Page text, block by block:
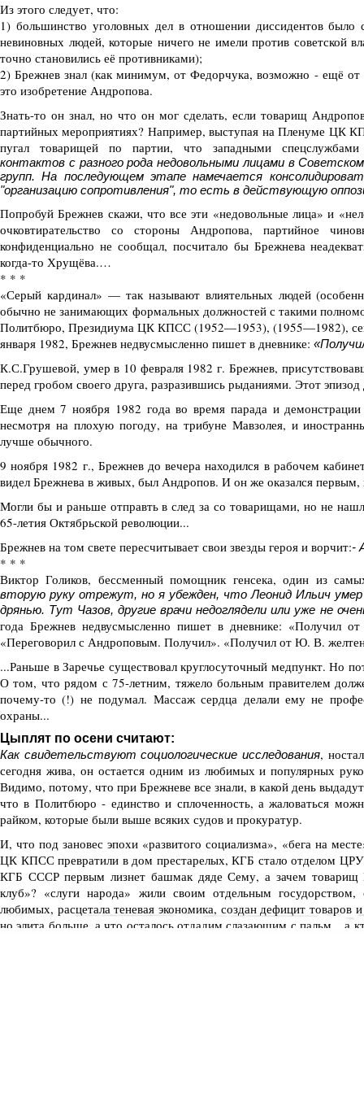
Из этого следует, что:
1) большинство уголовных дел в отношении диссидентов
невиновных людей, которые ничего не имели против советской
точно становились её противниками);
2) Брежнев знал (как минимум, от Федорчука, возможно - ещё от
это изобретение Андропова.
Знать-то он знал, но что он мог сделать, если товарищ
партийных мероприятиях? Например, выступая на Пленуме ЦК
пугал товарищей по партии, что западными
контактов с разного рода недовольными лицами в
групп. На последующем этапе намечается
"организацию сопротивления", то есть в действующую
Попробуй Брежнев скажи, что все эти «недовольные лица» и
очковтирательство со стороны Андропова, партийное
конфиденциально не сообщал, посчитало бы Брежнева
когда-то Хрущёва.…
* * *
«Серый кардинал» — так называют влиятельных людей
обычно не занимающих формальных должностей с такими
Политбюро, Президиума ЦК КПСС (1952—1953), (1955—1982),
января 1982, Брежнев недвусмысленно пишет в дневнике:
К.С.Грушевой, умер в 10 февраля 1982 г. Брежнев,
перед гробом своего друга, разразившись рыданиями. Этот
Еще днем 7 ноября 1982 года во время парада и демонстрации
несмотря на плохую погоду, на трибуне Мавзолея, и
лучше обычного.
9 ноября 1982 г., Брежнев до вечера находился в рабочем
видел Брежнева в живых, был Андропов. И он же оказался первым,
Могли бы и раньше отправть в след за со товарищами, но не
65-летия Октябрьской революции...
Брежнев на том свете пересчитывает свои звезды героя и ворчит:-
* * *
Виктор Голиков, бессменный помощник генсека, один из
вторую руку отрежут, но я убежден, что Леонид Ильич
дрянью. Тут Чазов, другие врачи недоглядели или уже не
года Брежнев недвусмысленно пишет в дневнике: «Получил
«Переговорил с Андроповым. Получил». «Получил от Ю. В.
...Раньше в Заречье существовал круглосуточный медпункт. Но
О том, что рядом с 75-летним, тяжело больным правителем
почему-то (!) не подумал. Массаж сердца делали ему не
охраны...
Цыплят по осени считают:
Как свидетельствуют социологические исследования,
сегодня жива, он остается одним из любимых и популярных
Видимо, потому, что при Брежневе все знали, в какой день
что в Политбюро - единство и сплоченность, а жаловаться
райком, которые были выше всяких судов и прокуратур.
И, что под зановес эпохи «развитого социализма», «бега на
ЦК КПСС превратили в дом престарелых, КГБ стало отделом
КГБ СССР первым лизнет башмак дяде Сему, а зачем товарищ
клуб»? «слуги народа» жили своим отдельным
любимых, расцетала теневая экономика, создан дефицит
но элита больше, а что осталось отдадим слазающим с пальм... а